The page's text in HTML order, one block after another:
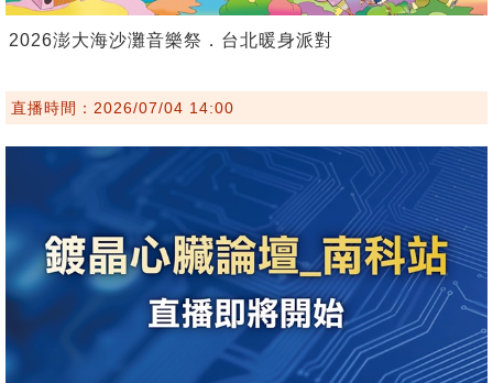
2026澎大海沙灘音樂祭．台北暖身派對
直播時間：2026/07/04 14:00